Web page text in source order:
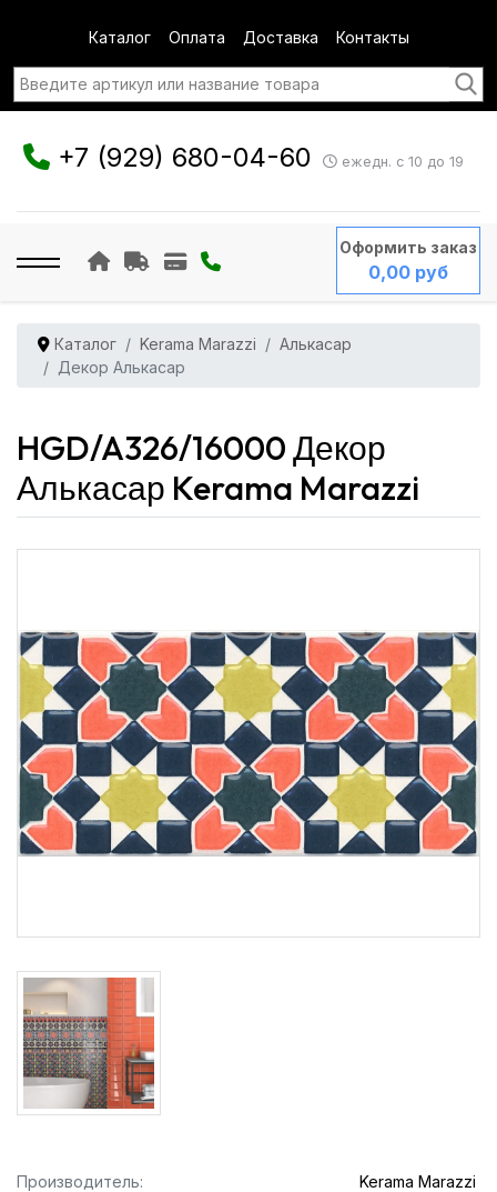
Каталог Оплата Доставка Контакты
+7 (929) 680-04-60 ежедн. с 10 до 19
Оформить заказ
0,00 руб
Каталог Kerama Marazzi
Алькасар
Декор Алькасар
HGD/A326/16000 Декор
Алькасар Kerama Marazzi
Производитель: Kerama Marazzi